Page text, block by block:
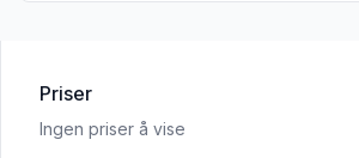
Priser
Ingen priser å vise